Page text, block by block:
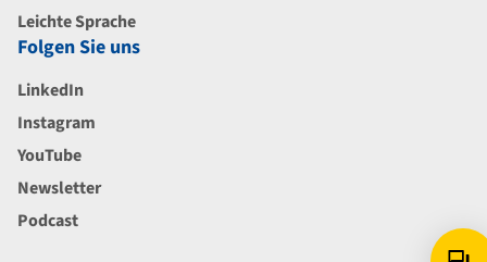
Leichte Sprache
Folgen Sie uns
LinkedIn
Instagram
YouTube
Newsletter
Podcast